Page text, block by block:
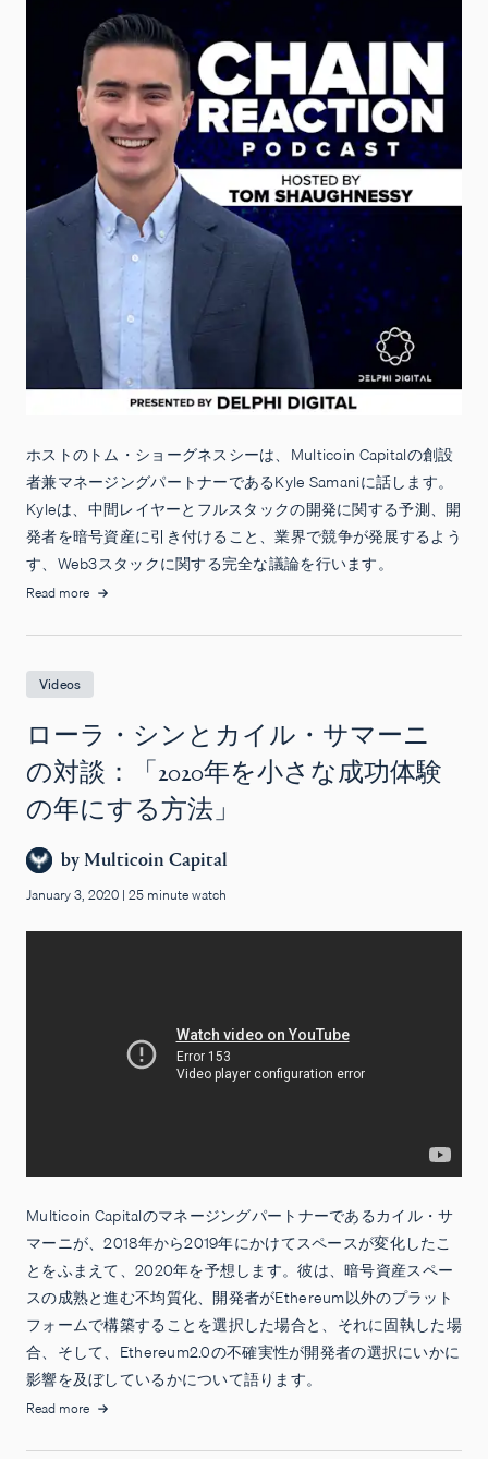
ホストのトム・ショーグネスシーは、Multicoin Capitalの創設
者兼マネージングパートナーであるKyle Samaniに話します。
Kyleは、中間レイヤーとフルスタックの開発に関する予測、開
発者を暗号資産に引き付けること、業界で競争が発展するよう
す、Web3スタックに関する完全な議論を行います。
Read more
Videos
ローラ・シンとカイル・サマーニ
の対談：「2020年を小さな成功体験
の年にする方法」
byMulticoin Capital
January 3, 2020 | 25 minute watch
Multicoin Capitalのマネージングパートナーであるカイル・サ
マーニが、2018年から2019年にかけてスペースが変化したこ
とをふまえて、2020年を予想します。彼は、暗号資産スペー
スの成熟と進む不均質化、開発者がEthereum以外のプラット
フォームで構築することを選択した場合と、それに固執した場
合、そして、Ethereum2.0の不確実性が開発者の選択にいかに
影響を及ぼしているかについて語ります。
Read more